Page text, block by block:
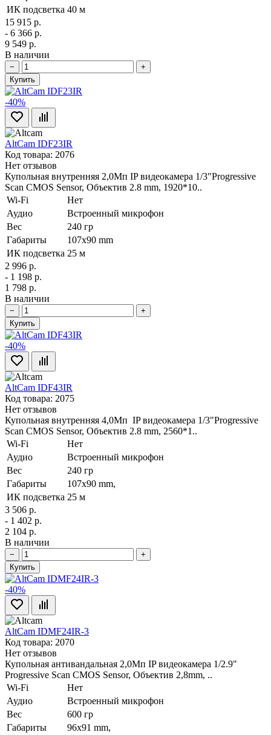
ИК подсветка 40 м
15 915 р.
- 6 366 р.
9 549 р.
В наличии
−
+
Купить
-40%
AltCam IDF23IR
Код товара: 2076
Нет отзывов
Купольная внутренняя 2,0Мп IP видеокамера 1/3"Progressive
Scan CMOS Sensor, Объектив 2.8 mm, 1920*10..
Wi-Fi
Нет
Аудио
Встроенный микрофон
Вес
240 гр
Габариты
107х90 mm
ИК подсветка 25 м
2 996 р.
- 1 198 р.
1 798 р.
В наличии
−
+
Купить
-40%
AltCam IDF43IR
Код товара: 2075
Нет отзывов
Купольная внутренняя 4,0Мп IP видеокамера 1/3"Progressive
Scan CMOS Sensor, Объектив 2.8 mm, 2560*1..
Wi-Fi
Нет
Аудио
Встроенный микрофон
Вес
240 гр
Габариты
107х90 mm,
ИК подсветка 25 м
3 506 р.
- 1 402 р.
2 104 р.
В наличии
−
+
Купить
-40%
AltCam IDMF24IR-3
Код товара: 2070
Нет отзывов
Купольная антивандальная 2,0Мп IP видеокамера 1/2.9"
Progressive Scan CMOS Sensor, Объектив 2,8mm, ..
Wi-Fi
Нет
Аудио
Встроенный микрофон
Вес
600 гр
Габариты
96х91 mm,